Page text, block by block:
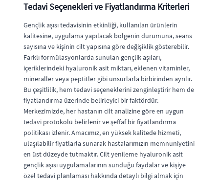
Tedavi Seçenekleri ve Fiyatlandırma Kriterleri
Gençlik aşısı tedavisinin etkinliği, kullanılan ürünlerin
kalitesine, uygulama yapılacak bölgenin durumuna, seans
sayısına ve kişinin cilt yapısına göre değişiklik gösterebilir.
Farklı formülasyonlarda sunulan gençlik aşıları,
içeriklerindeki hyaluronik asit miktarı, eklenen vitaminler,
mineraller veya peptitler gibi unsurlarla birbirinden ayrılır.
Bu çeşitlilik, hem tedavi seçeneklerini zenginleştirir hem de
fiyatlandırma üzerinde belirleyici bir faktördür.
Merkezimizde, her hastanın cilt analizine göre en uygun
tedavi protokolü belirlenir ve şeffaf bir fiyatlandırma
politikası izlenir. Amacımız, en yüksek kalitede hizmeti,
ulaşılabilir fiyatlarla sunarak hastalarımızın memnuniyetini
en üst düzeyde tutmaktır. Cilt yenileme hyaluronik asit
gençlik aşısı uygulamalarının sunduğu faydalar ve kişiye
özel tedavi planlaması hakkında detaylı bilgi almak için